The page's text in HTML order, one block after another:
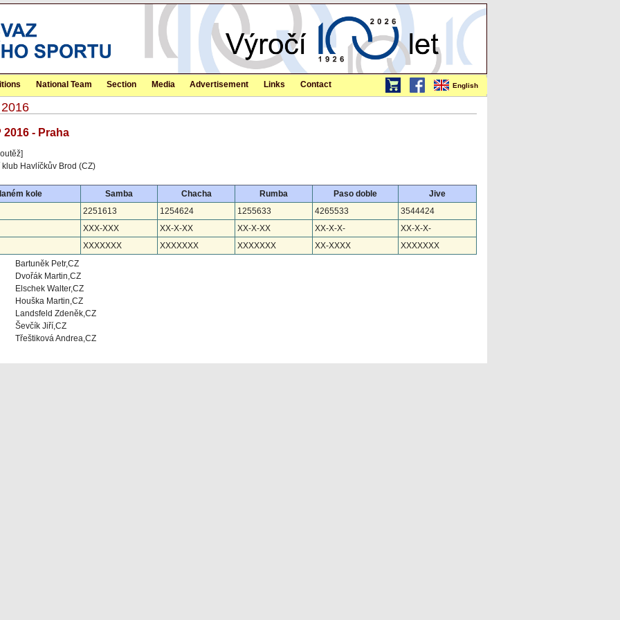
English
National Team Section Media Advertisement Links Contact
2016 - Praha
Havlíčkův Brod (CZ)
kole Samba Chacha Rumba Paso doble
Jive
2251613 1254624 1255633 4265533
3544424
XXX-XXX XX-X-XX XX-X-XX XX-X-X-
XX-X-X-
XXXXXXX XXXXXXX XXXXXXX XX-XXXX
XXXXXXX
Bartuněk Petr,CZ
Dvořák Martin,CZ
Elschek Walter,CZ
Houška Martin,CZ
Landsfeld Zdeněk,CZ
Ševčík Jiří,CZ
Třeštiková Andrea,CZ